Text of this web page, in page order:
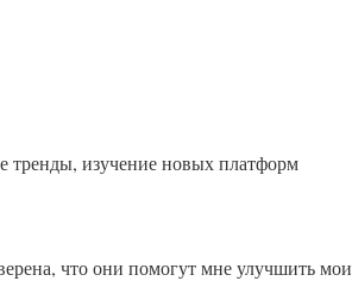
тренды, изучение новых платформ
что они помогут мне улучшить мои